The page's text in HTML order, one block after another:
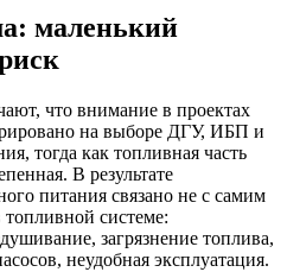
маленький
что внимание в проектах
на выборе ДГУ, ИБП и
тогда как топливная часть
В результате
питания связано не с самим
системе:
загрязнение топлива,
неудобная эксплуатация.